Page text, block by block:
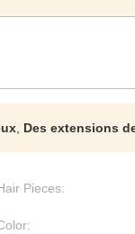
Des extensions
Pieces: